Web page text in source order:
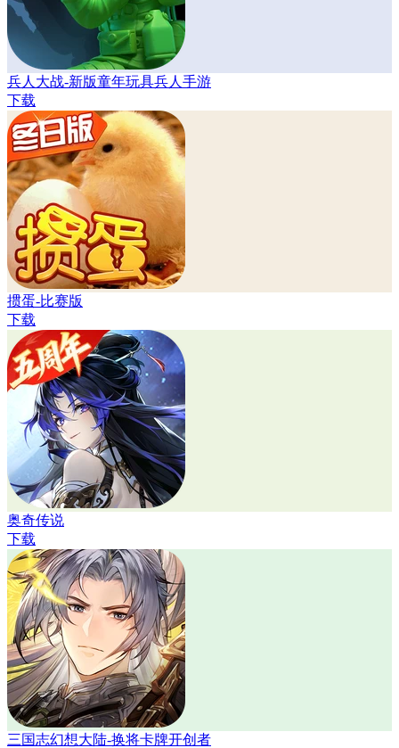
兵人大战-新版童年玩具兵人手游
下载
掼蛋-比赛版
下载
奥奇传说
下载
三国志幻想大陆-换将卡牌开创者